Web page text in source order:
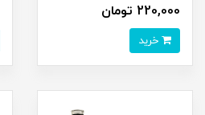
220,000 تومان